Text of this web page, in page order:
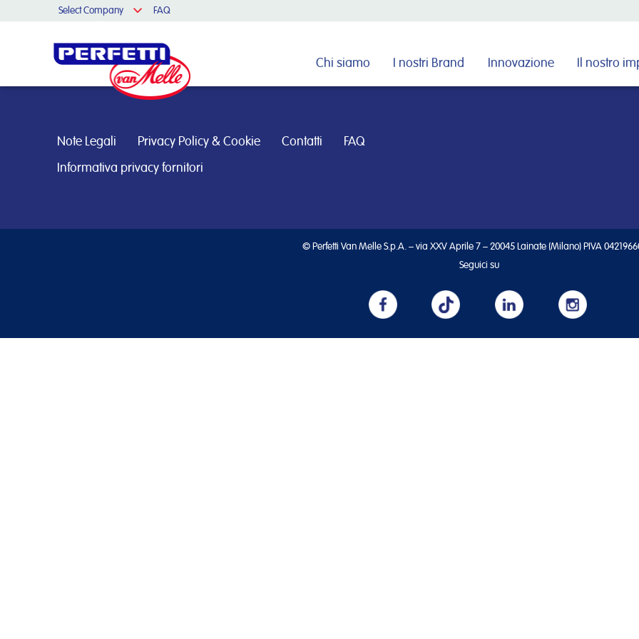
Select Company FAQ
Chi siamo I nostri Brand Innovazione Il nostro
Cerca nel sito
Note Legali Privacy Policy & Cookie Contatti FAQ
Informativa privacy fornitori
© Perfetti Van Melle S.p.A. – via XXV Aprile 7 – 20045 Lainate (Milano) PIVA
Seguici su